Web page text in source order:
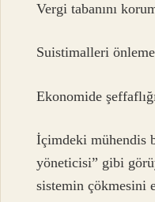
Vergi tabanını
Suistimalleri
Ekonomide
İçimdeki mühendis
yöneticisi” gibi
sistemin çökmesini